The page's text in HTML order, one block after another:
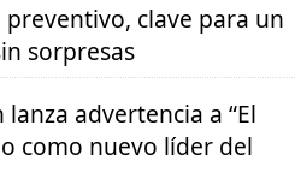
clave para un
sorpresas
lanza advertencia a “El
como nuevo líder del